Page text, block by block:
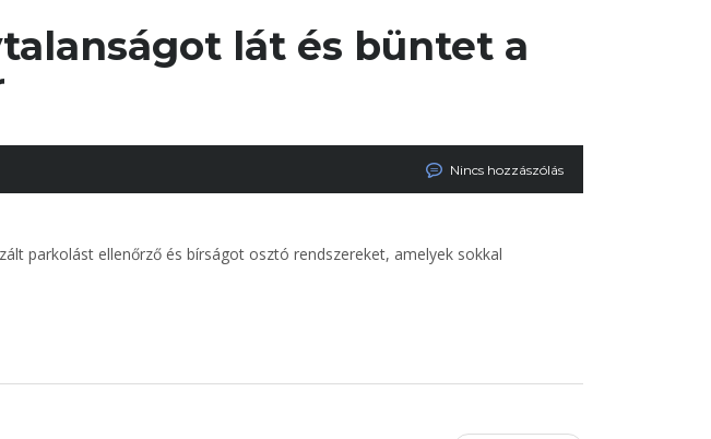
lát és büntet a
Nincs hozzászólás
parkolást ellenőrző és bírságot osztó rendszereket, amelyek sokkal